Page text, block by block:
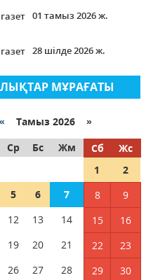
01 тамыз 2026 ж.
28 шілде 2026 ж.
МҰРАҒАТЫ
« Тамыз 2026 »
Ср Бс Жм Сб
Жс
1
2
5 6 7 8
9
12 13 14 15
16
19 20 21 22
23
26 27 28 29 30